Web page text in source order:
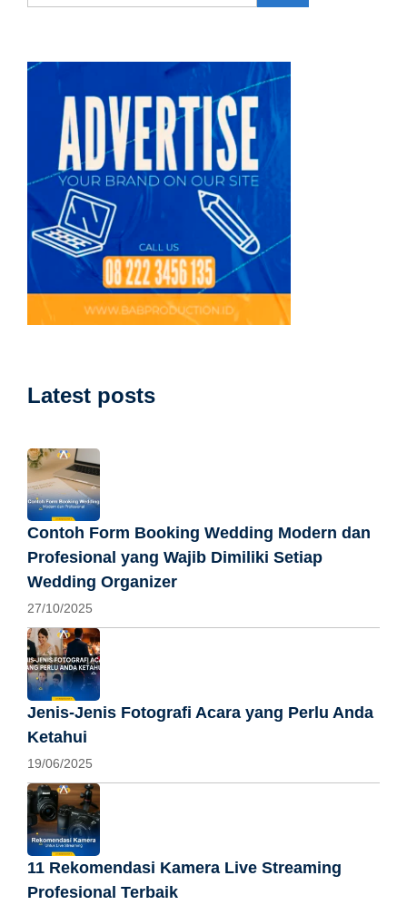
Latest posts
Contoh Form Booking Wedding Modern dan
Profesional yang Wajib Dimiliki Setiap
Wedding Organizer
27/10/2025
Jenis-Jenis Fotografi Acara yang Perlu Anda
Ketahui
19/06/2025
11 Rekomendasi Kamera Live Streaming
Profesional Terbaik